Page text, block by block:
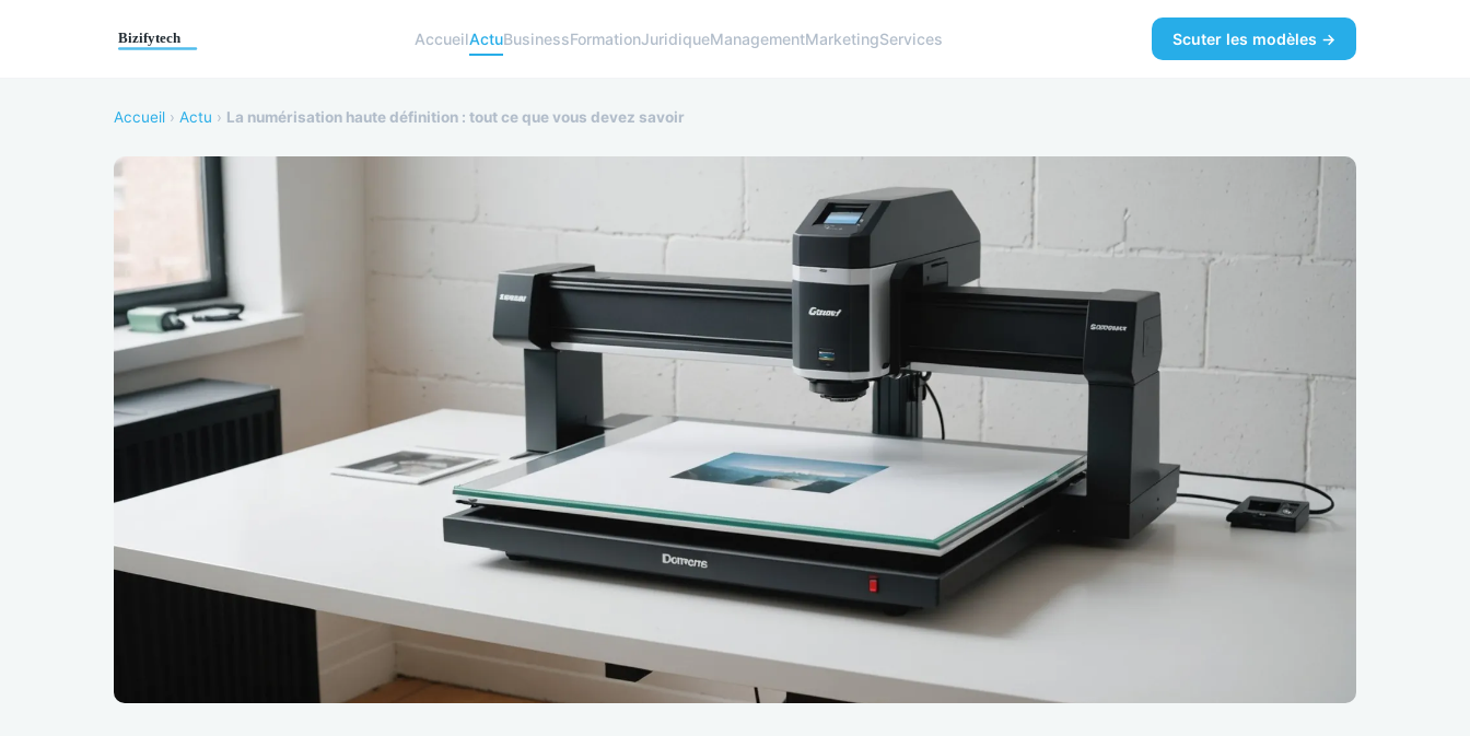
AccueilActuBusinessFormationJuridiqueManagementMarketingServices Scuter les modèles →
Accueil › Actu › La numérisation haute définition : tout ce que vous devez savoir